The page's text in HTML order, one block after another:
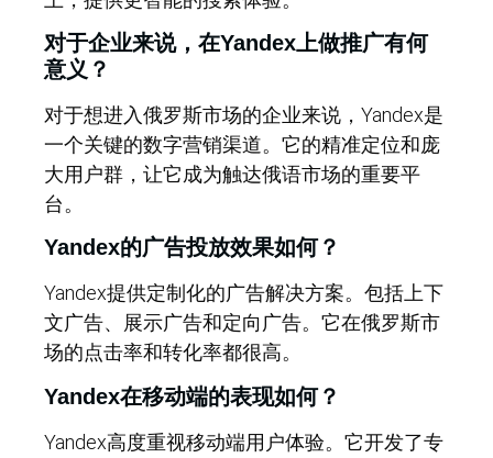
对于企业来说，在Yandex上做推广有何
意义？
对于想进入俄罗斯市场的企业来说，Yandex是
一个关键的数字营销渠道。它的精准定位和庞
大用户群，让它成为触达俄语市场的重要平
台。
Yandex的广告投放效果如何？
Yandex提供定制化的广告解决方案。包括上下
文广告、展示广告和定向广告。它在俄罗斯市
场的点击率和转化率都很高。
Yandex在移动端的表现如何？
Yandex高度重视移动端用户体验。它开发了专